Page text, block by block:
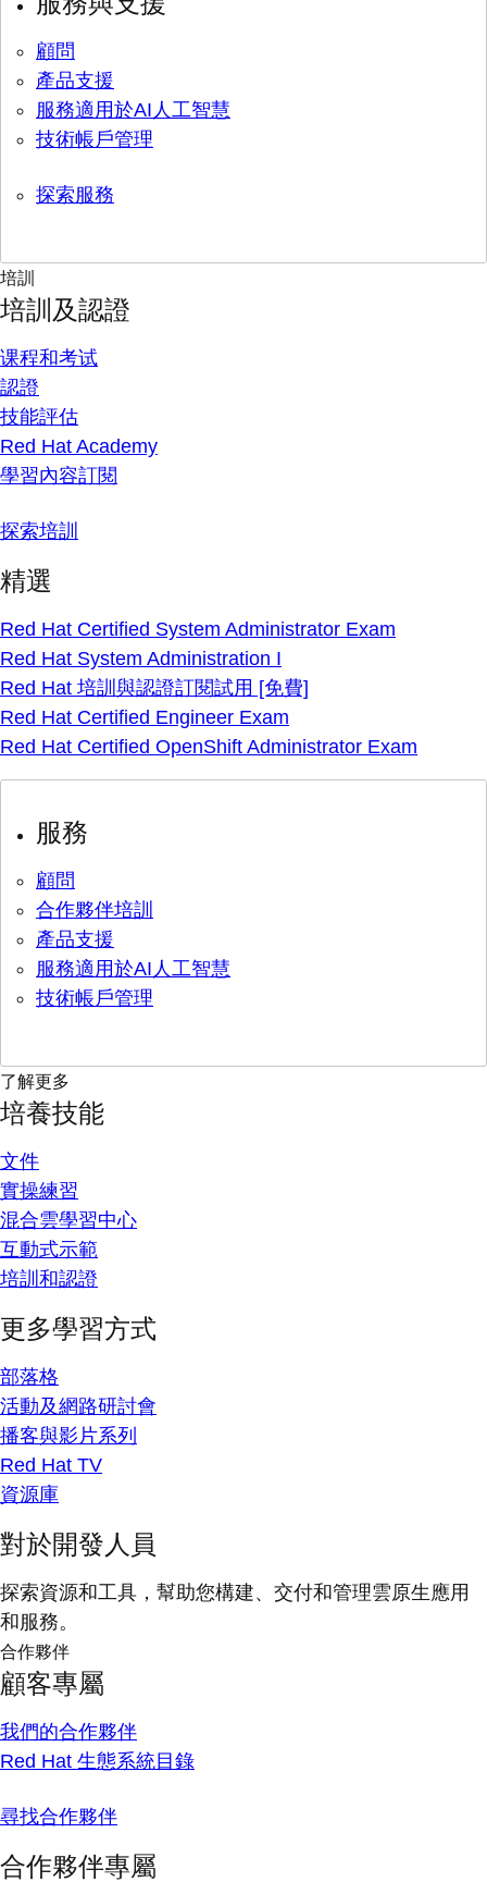
顧問
產品支援
服務適用於AI人工智慧
技術帳戶管理
探索服務
培訓
培訓及認證
课程和考试
認證
技能評估
Red Hat Academy
學習內容訂閱
探索培訓
精選
Red Hat Certified System Administrator Exam
Red Hat System Administration I
Red Hat 培訓與認證訂閱試用 [免費]
Red Hat Certified Engineer Exam
Red Hat Certified OpenShift Administrator Exam
服務
顧問
合作夥伴培訓
產品支援
服務適用於AI人工智慧
技術帳戶管理
了解更多
培養技能
文件
實操練習
混合雲學習中心
互動式示範
培訓和認證
更多學習方式
部落格
活動及網路研討會
播客與影片系列
Red Hat TV
資源庫
對於開發人員
探索資源和工具，幫助您構建、交付和管理雲原生應用
和服務。
合作夥伴
顧客專屬
我們的合作夥伴
Red Hat 生態系統目錄
尋找合作夥伴
合作夥伴專屬